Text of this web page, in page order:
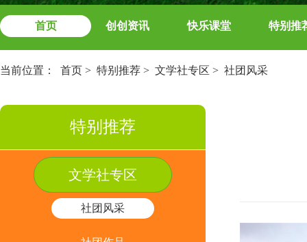
首页 创创资讯 快乐课堂 特别推
当前位置： 首页 > 特别推荐 > 文学社专区 > 社团风采
特别推荐
文学社专区
社团风采